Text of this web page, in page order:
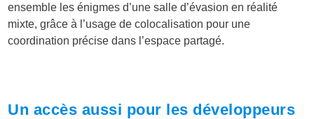
ensemble les énigmes d’une salle d’évasion en réalité
mixte, grâce à l’usage de colocalisation pour une
coordination précise dans l’espace partagé.
Un accès aussi pour les développeurs